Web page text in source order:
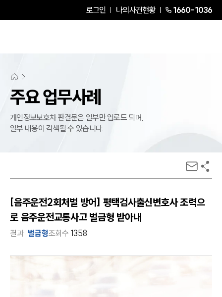
로그인 나의사건현황 1660-1036
주요 업무사례
개인정보보호차 판결문은 일부만 업로드 되며,
일부 내용이 각색될 수 있습니다.
[음주운전2회처벌 방어] 평택검사출신변호사 조력으
로 음주운전교통사고 벌금형 받아내
결과 벌금형조회수 1358